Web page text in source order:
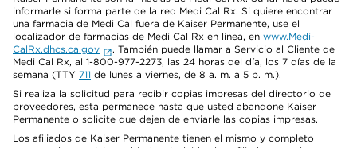
informarle si forma parte de la red Medi Cal Rx. Si quiere encontrar
una farmacia de Medi Cal fuera de Kaiser Permanente, use el
localizador de farmacias de Medi Cal Rx en línea, en www.Medi-
CalRx.dhcs.ca.gov
. También puede llamar a Servicio al Cliente de
Medi Cal Rx, al 1-800-977-2273, las 24 horas del día, los 7 días de la
semana (TTY 711 de lunes a viernes, de 8 a. m. a 5 p. m.).
Si realiza la solicitud para recibir copias impresas del directorio de
proveedores, esta permanece hasta que usted abandone Kaiser
Permanente o solicite que dejen de enviarle las copias impresas.
Los afiliados de Kaiser Permanente tienen el mismo y completo